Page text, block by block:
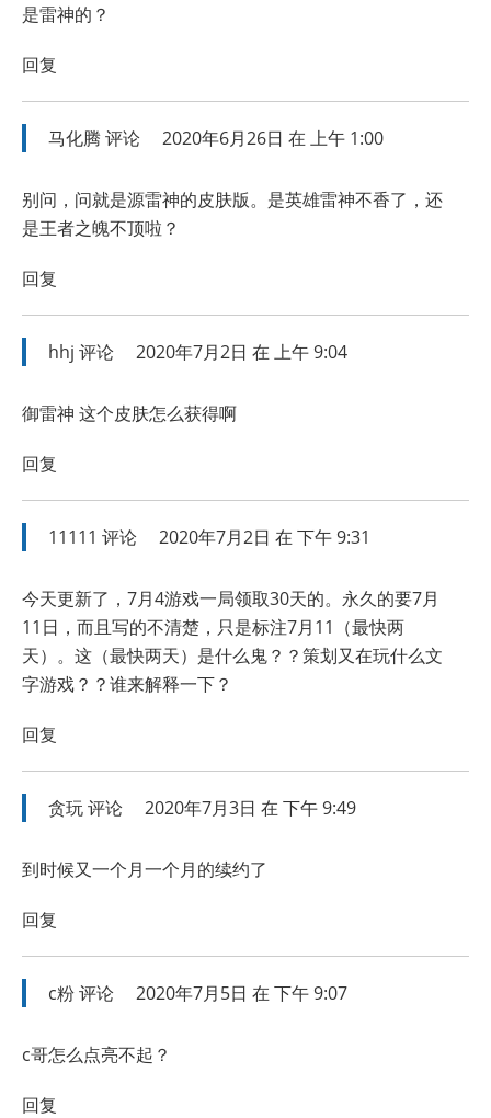
是雷神的？
回复
马化腾评论 2020年6月26日 在 上午 1:00
别问，问就是源雷神的皮肤版。是英雄雷神不香了，还
是王者之魄不顶啦？
回复
hhj 评论 2020年7月2日 在 上午 9:04
御雷神 这个皮肤怎么获得啊
回复
11111 评论 2020年7月2日 在 下午 9:31
今天更新了，7月4游戏一局领取30天的。永久的要7月
11日，而且写的不清楚，只是标注7月11（最快两
天）。这（最快两天）是什么鬼？？策划又在玩什么文
字游戏？？谁来解释一下？
回复
贪玩评论 2020年7月3日 在 下午 9:49
到时候又一个月一个月的续约了
回复
c粉评论 2020年7月5日 在 下午 9:07
c哥怎么点亮不起？
回复